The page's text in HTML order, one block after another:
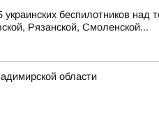
беспилотников над
Рязанской, Смоленской...
области